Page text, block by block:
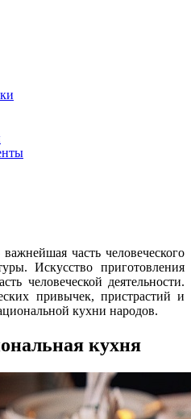
часть человеческого
Искусство приготовления
человеческой деятельности.
привычек, пристрастий и
кухни народов.
кухня